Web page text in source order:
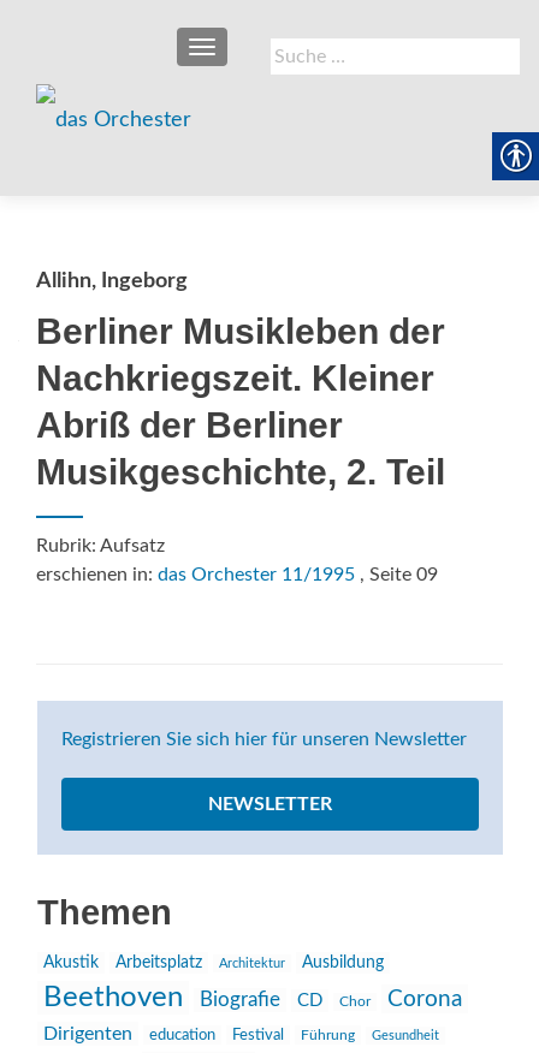
Suche
nach:
SCHALTE NAVIGATION
Allihn, Ingeborg
Berliner Musikleben der
Nachkriegszeit. Kleiner
Abriß der Berliner
Musikgeschichte, 2. Teil
Rubrik: Aufsatz
erschienen in: das Orchester 11/1995 , Seite 09
Registrieren Sie sich hier für unseren Newsletter
NEWSLETTER
Themen
Akustik Arbeitsplatz Architektur Ausbildung
Beethoven Biografie CD Chor Corona
Dirigenten education Festival Führung Gesundheit